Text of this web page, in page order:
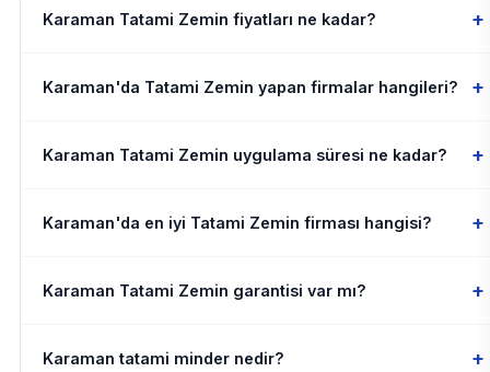
Karaman Tatami Zemin fiyatları ne kadar? +
Karaman'da Tatami Zemin yapan firmalar hangileri? +
Karaman Tatami Zemin uygulama süresi ne kadar? +
Karaman'da en iyi Tatami Zemin firması hangisi? +
Karaman Tatami Zemin garantisi var mı? +
Karaman tatami minder nedir? +